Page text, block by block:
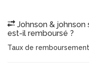
Johnson &
est-il remboursé ?
Taux de